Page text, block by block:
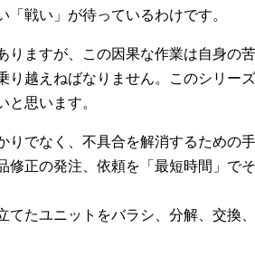
戦い」が待っているわけです。
りますが、この因果な作業は自身の
越えねばなりません。このシリー
思います。
でなく、不具合を解消するための
正の発注、依頼を「最短時間」で
たユニットをバラシ、分解、交換